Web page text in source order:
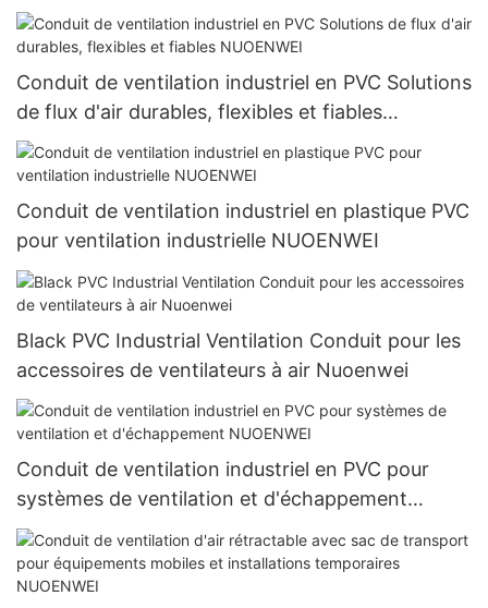
Conduit de ventilation industriel en PVC Solutions
de flux d'air durables, flexibles et fiables
NUOENWEI
Conduit de ventilation industriel en plastique PVC
pour ventilation industrielle NUOENWEI
Black PVC Industrial Ventilation Conduit pour les
accessoires de ventilateurs à air Nuoenwei
Conduit de ventilation industriel en PVC pour
systèmes de ventilation et d'échappement
NUOENWEI